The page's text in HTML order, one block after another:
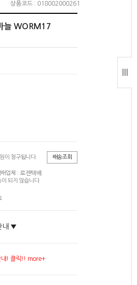
상품코드 : 018002000261
늘 WORM17
이 청구됩니다. 배송조회
업체 : 로젠택배
되지 않습니다.
내 ▼
내! 클릭!! more+